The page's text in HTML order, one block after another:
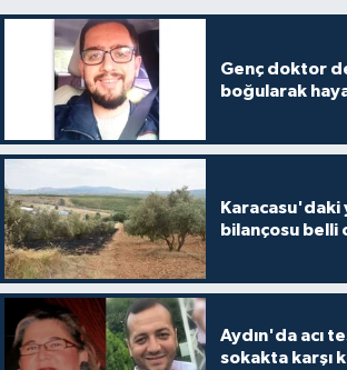
Genç doktor
boğularak
Karacasu'daki
bilançosu belli
Aydın'da acı
sokakta karşı